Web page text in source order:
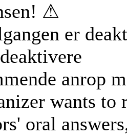
⚠
er
anrop
wants to
oral